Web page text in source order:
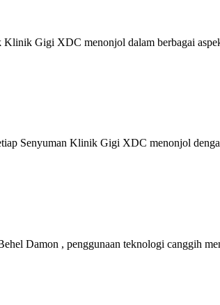
Gigi XDC menonjol dalam berbagai
Senyuman Klinik Gigi XDC menonjol
Damon , penggunaan teknologi canggih